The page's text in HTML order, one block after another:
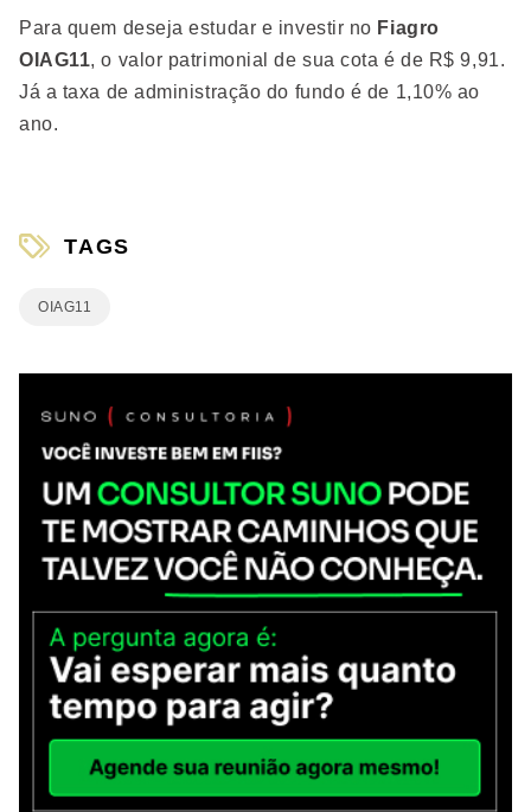
Para quem deseja estudar e investir no Fiagro
OIAG11, o valor patrimonial de sua cota é de R$ 9,91.
Já a taxa de administração do fundo é de 1,10% ao
ano.
TAGS
OIAG11